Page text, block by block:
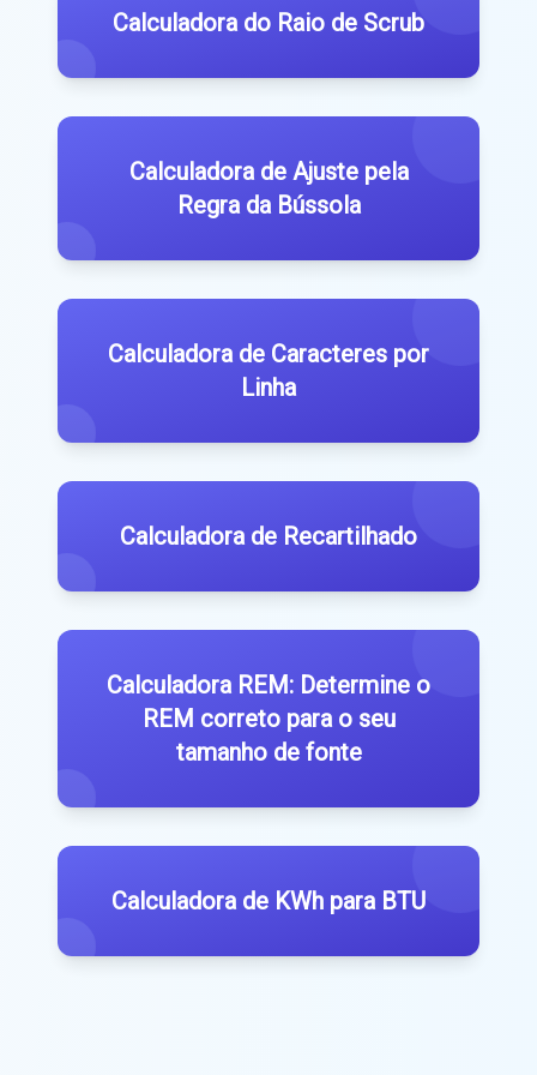
Calculadora do Raio de Scrub
Calculadora de Ajuste pela
Regra da Bússola
Calculadora de Caracteres por
Linha
Calculadora de Recartilhado
Calculadora REM: Determine o
REM correto para o seu
tamanho de fonte
Calculadora de KWh para BTU